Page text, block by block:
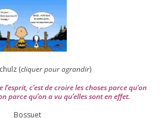
(cli­quer pour agran­dir)
c’est de croire les choses parce qu’on
parce qu’on a vu qu’elles sont en effet.
Bossuet